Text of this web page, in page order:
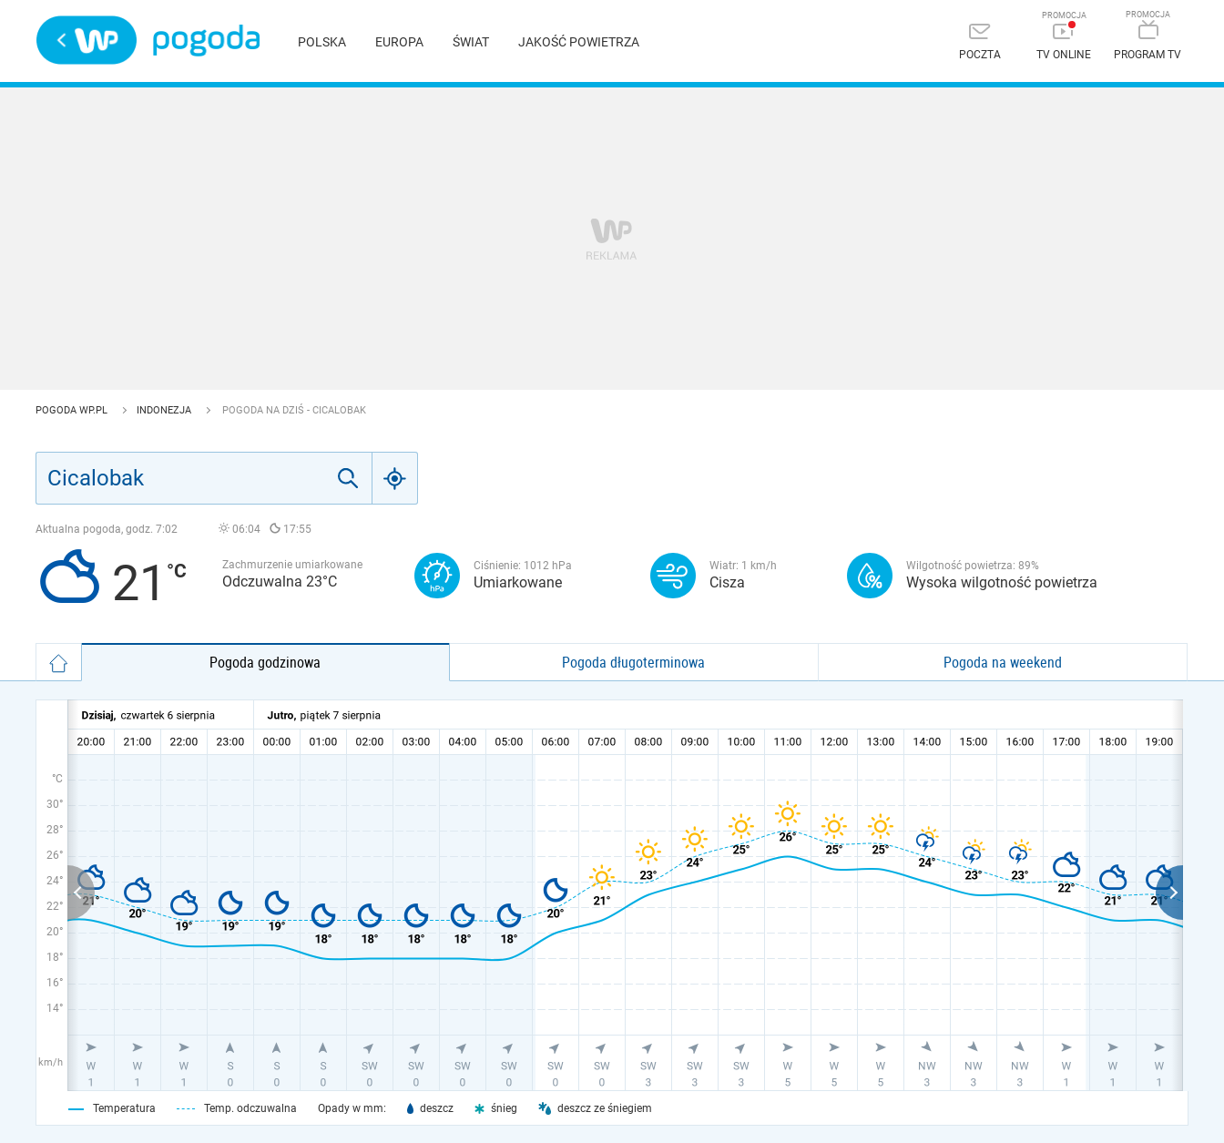
POLSKA EUROPA ŚWIAT JAKOŚĆ POWIETRZA
POCZTA TV ONLINE PROGRAM TV
POGODA WP.PL INDONEZJA POGODA NA DZIŚ - CICALOBAK
Aktualna pogoda, godz. 7:02 06:04 17:55
21 Zachmurzenie umiarkowane
Odczuwalna 23°C
Ciśnienie: 1012 hPa
Umiarkowane
Wiatr: 1 km/h
Cisza
Wilgotność powietrza: 89%
Wysoka wilgotność powietrza
Pogoda godzinowa Pogoda długoterminowa Pogoda na weekend
°C
30°
28°
26°
24°
22°
20°
18°
16°
14°
km/h
Temperatura Temp. odczuwalna Opady w mm: deszcz śnieg deszcz ze śniegiem